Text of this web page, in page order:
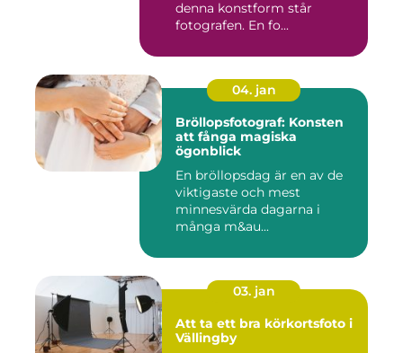
denna konstform står
fotografen. En fo...
04. jan
Bröllopsfotograf: Konsten
att fånga magiska
ögonblick
En bröllopsdag är en av de
viktigaste och mest
minnesvärda dagarna i
många m&au...
03. jan
Att ta ett bra körkortsfoto i
Vällingby